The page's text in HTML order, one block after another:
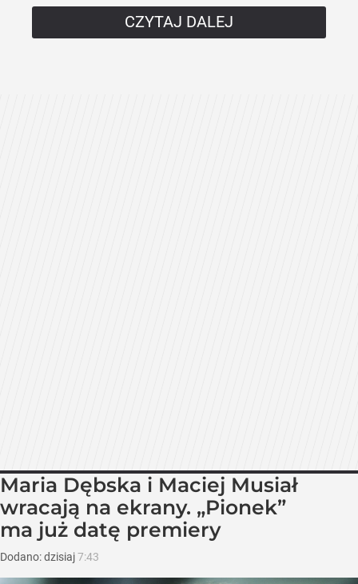
CZYTAJ DALEJ
Maria Dębska i Maciej Musiał
wracają na ekrany. „Pionek”
ma już datę premiery
Dodano:dzisiaj7:43